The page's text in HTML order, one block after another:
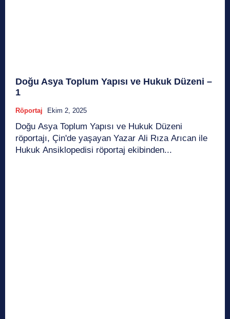
Doğu Asya Toplum Yapısı ve Hukuk Düzeni –
1
Röportaj Ekim 2, 2025
Doğu Asya Toplum Yapısı ve Hukuk Düzeni
röportajı, Çin'de yaşayan Yazar Ali Rıza Arıcan ile
Hukuk Ansiklopedisi röportaj ekibinden...